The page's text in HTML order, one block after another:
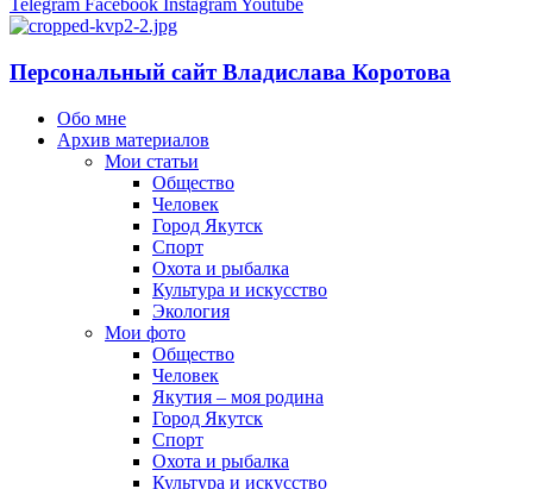
Telegram Facebook InstagramYoutube
Персональный сайт Владислава Коротова
Обо мне
Архив материалов
Мои статьи
Общество
Человек
Город Якутск
Спорт
Охота и рыбалка
Культура и искусство
Экология
Мои фото
Общество
Человек
Якутия – моя родина
Город Якутск
Спорт
Охота и рыбалка
Культура и искусство